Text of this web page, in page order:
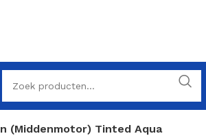
(Middenmotor) Tinted Aqua